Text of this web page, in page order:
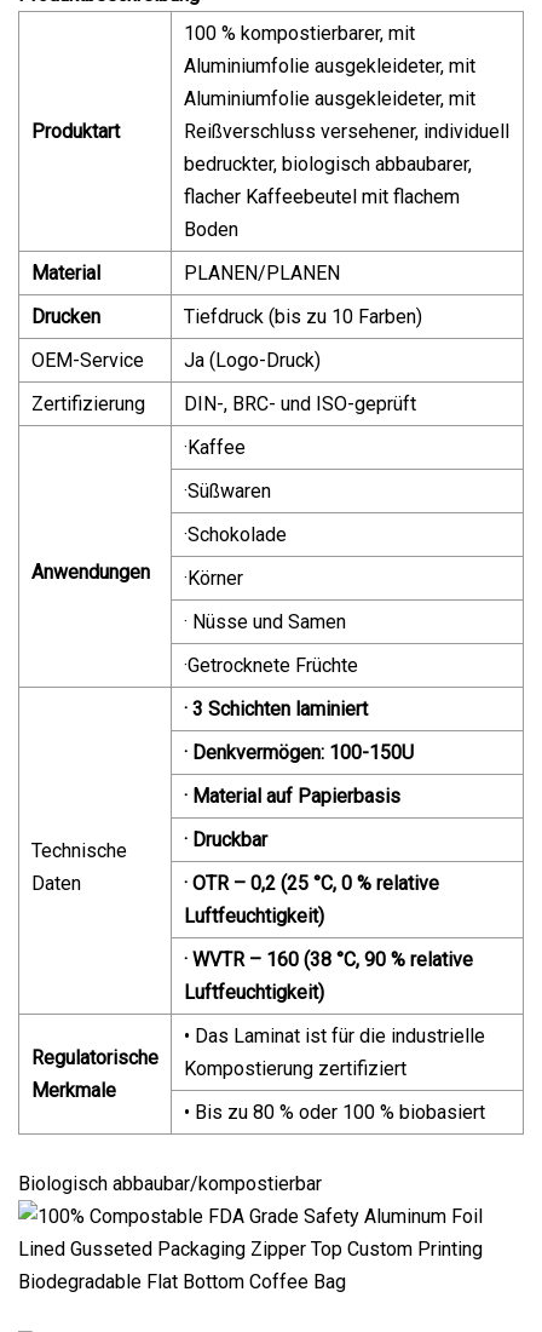
Produktart
100 % kompostierbarer, mit
Aluminiumfolie ausgekleideter, mit
Aluminiumfolie ausgekleideter, mit
Reißverschluss versehener, individuell
bedruckter, biologisch abbaubarer,
flacher Kaffeebeutel mit flachem
Boden
Material
PLANEN/PLANEN
Drucken
Tiefdruck (bis zu 10 Farben)
OEM-Service
Ja (Logo-Druck)
Zertifizierung
DIN-, BRC- und ISO-geprüft
Anwendungen
·Kaffee
·Süßwaren
·Schokolade
·Körner
· Nüsse und Samen
·Getrocknete Früchte
Technische
Daten
· 3 Schichten laminiert
· Denkvermögen: 100-150U
· Material auf Papierbasis
· Druckbar
· OTR – 0,2 (25 °C, 0 % relative
Luftfeuchtigkeit)
· WVTR – 160 (38 °C, 90 % relative
Luftfeuchtigkeit)
Regulatorische
Merkmale
• Das Laminat ist für die industrielle
Kompostierung zertifiziert
• Bis zu 80 % oder 100 % biobasiert
Biologisch abbaubar/kompostierbar